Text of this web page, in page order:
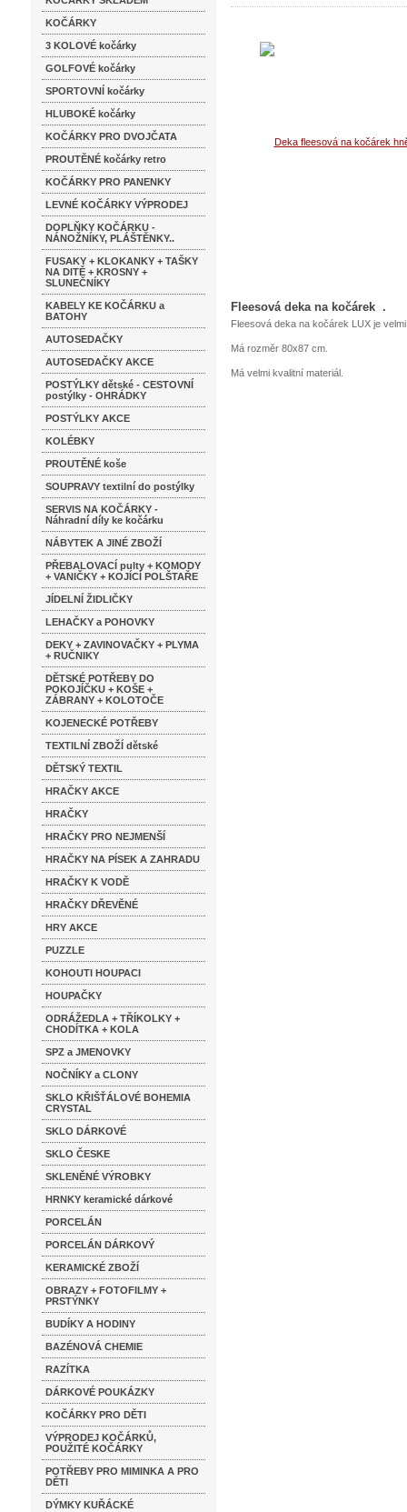
KOČÁRKY
3 KOLOVÉ kočárky
GOLFOVÉ kočárky
SPORTOVNÍ kočárky
HLUBOKÉ kočárky
KOČÁRKY PRO DVOJČATA
PROUTĚNÉ kočárky retro
KOČÁRKY PRO PANENKY
LEVNÉ KOČÁRKY VÝPRODEJ
DOPLŇKY KOČÁRKU -
NÁNOŽNÍKY, PLÁŠTĚNKY..
FUSAKY + KLOKANKY + TAŠKY
NA DITĚ + KROSNY +
SLUNEČNÍKY
KABELY KE KOČÁRKU a
BATOHY
AUTOSEDAČKY
AUTOSEDAČKY AKCE
POSTÝLKY dětské - CESTOVNÍ
postýlky - OHRÁDKY
POSTÝLKY AKCE
KOLÉBKY
PROUTĚNÉ koše
SOUPRAVY textilní do postýlky
SERVIS NA KOČÁRKY -
Náhradní díly ke kočárku
NÁBYTEK A JINÉ ZBOŽÍ
PŘEBALOVACÍ pulty + KOMODY
+ VANIČKY + KOJÍCÍ POLŠTAŘE
JÍDELNÍ ŽIDLIČKY
LEHAČKY a POHOVKY
DEKY + ZAVINOVAČKY + PLYMA
+ RUČNIKY
DĚTSKÉ POTŘEBY DO
POKOJÍČKU + KOŠE +
ZÁBRANY + KOLOTOČE
KOJENECKÉ POTŘEBY
TEXTILNÍ ZBOŽÍ dětské
DĚTSKÝ TEXTIL
HRAČKY AKCE
HRAČKY
HRAČKY PRO NEJMENŠÍ
HRAČKY NA PÍSEK A ZAHRADU
HRAČKY K VODĚ
HRAČKY DŘEVĚNÉ
HRY AKCE
PUZZLE
KOHOUTI HOUPACI
HOUPAČKY
ODRÁŽEDLA + TŘÍKOLKY +
CHODÍTKA + KOLA
SPZ a JMENOVKY
NOČNÍKY a CLONY
SKLO KŘIŠŤÁLOVÉ BOHEMIA
CRYSTAL
SKLO DÁRKOVÉ
SKLO ČESKE
SKLENĚNÉ VÝROBKY
HRNKY keramické dárkové
PORCELÁN
PORCELÁN DÁRKOVÝ
KERAMICKÉ ZBOŽÍ
OBRAZY + FOTOFILMY +
PRSTÝNKY
BUDÍKY A HODINY
BAZÉNOVÁ CHEMIE
RAZÍTKA
DÁRKOVÉ POUKÁZKY
KOČÁRKY PRO DĚTI
VÝPRODEJ KOČÁRKŮ,
POUŽITÉ KOČÁRKY
POTŘEBY PRO MIMINKA A PRO
DĚTI
DÝMKY KUŘÁCKÉ
Fleesová deka na kočárek .
Fleesová deka na kočárek LUX je
Má rozměr 80x87 cm.
Má velmi kvalitní materiál.